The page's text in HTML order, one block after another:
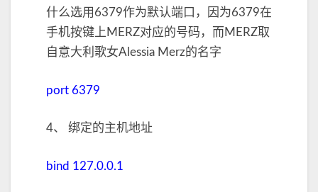
什么选用6379作为默认端口，因为6379在
手机按键上MERZ对应的号码，而MERZ取
自意大利歌女Alessia Merz的名字
port 6379
4、 绑定的主机地址
bind 127.0.0.1